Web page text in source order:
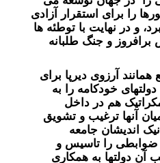
را برای استقرار آزادی
و در نهایت با توطئه ها
برافروز و جنگ طلبانه
همانند آرزوی دیرپا برای
دولتهای خودکامه را به
هم در داخل
آنها ترغیب و تشویق
اندیشان جامعه
ضوابطی را تاسیس و
آن دولتها به همکاری